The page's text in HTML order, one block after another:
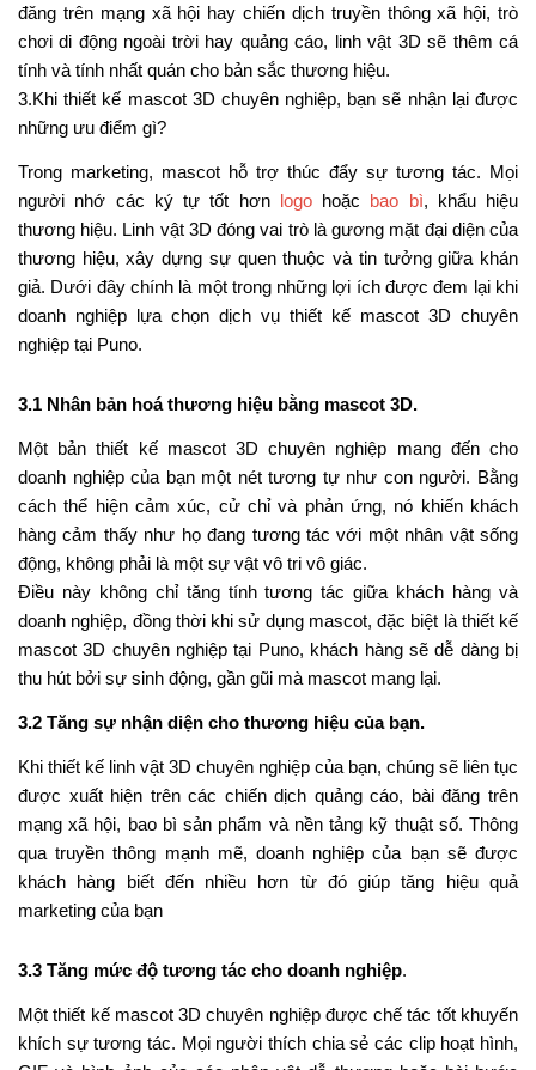
đăng trên mạng xã hội hay chiến dịch truyền thông xã hội, trò
chơi di động ngoài trời hay quảng cáo, linh vật 3D sẽ thêm cá
tính và tính nhất quán cho bản sắc thương hiệu.
3.Khi thiết kế mascot 3D chuyên nghiệp, bạn sẽ nhận lại được
những ưu điểm gì?
Trong marketing, mascot hỗ trợ thúc đẩy sự tương tác. Mọi
người nhớ các ký tự tốt hơn logohoặc bao bì, khẩu hiệu
thương hiệu. Linh vật 3D đóng vai trò là gương mặt đại diện của
thương hiệu, xây dựng sự quen thuộc và tin tưởng giữa khán
giả. Dưới đây chính là một trong những lợi ích được đem lại khi
doanh nghiệp lựa chọn dịch vụ thiết kế mascot 3D chuyên
nghiệp tại Puno.
3.1 Nhân bản hoá thương hiệu bằng mascot 3D.
Một bản thiết kế mascot 3D chuyên nghiệp mang đến cho
doanh nghiệp của bạn một nét tương tự như con người. Bằng
cách thể hiện cảm xúc, cử chỉ và phản ứng, nó khiến khách
hàng cảm thấy như họ đang tương tác với một nhân vật sống
động, không phải là một sự vật vô tri vô giác.
Điều này không chỉ tăng tính tương tác giữa khách hàng và
doanh nghiệp, đồng thời khi sử dụng mascot, đặc biệt là thiết kế
mascot 3D chuyên nghiệp tại Puno, khách hàng sẽ dễ dàng bị
thu hút bởi sự sinh động, gần gũi mà mascot mang lại.
3.2 Tăng sự nhận diện cho thương hiệu của bạn.
Khi thiết kế linh vật 3D chuyên nghiệp của bạn, chúng sẽ liên tục
được xuất hiện trên các chiến dịch quảng cáo, bài đăng trên
mạng xã hội, bao bì sản phẩm và nền tảng kỹ thuật số. Thông
qua truyền thông mạnh mẽ, doanh nghiệp của bạn sẽ được
khách hàng biết đến nhiều hơn từ đó giúp tăng hiệu quả
marketing của bạn
3.3 Tăng mức độ tương tác cho doanh nghiệp.
Một thiết kế mascot 3D chuyên nghiệp được chế tác tốt khuyến
khích sự tương tác. Mọi người thích chia sẻ các clip hoạt hình,